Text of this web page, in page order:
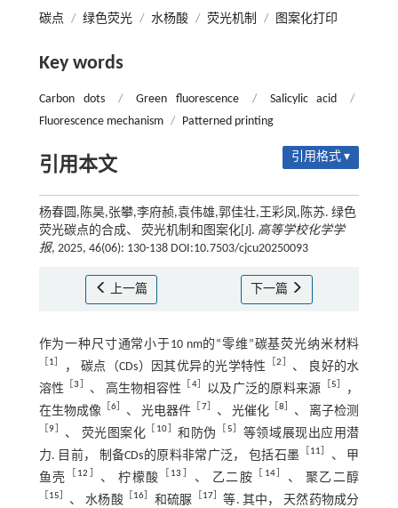
碳点 / 绿色荧光 / 水杨酸 / 荧光机制 / 图案化打印
Key words
Carbon dots / Green fluorescence / Salicylic acid
/
Fluorescence mechanism / Patterned printing
引用本文 引用格式 ▾
杨春圆,陈昊,张攀,李府赪,袁伟雄,郭佳壮,王彩凤,陈苏. 绿色
荧光碳点的合成、 荧光机制和图案化[J]. 高等学校化学学
报, 2025, 46(06): 130-138 DOI:10.7503/cjcu20250093
上一篇 下一篇
作为一种尺寸通常小于10 nm的“零维”碳基荧光纳米材料
［1］ ， 碳点（CDs）因其优异的光学特性 ［2］ 、 良好的水
溶性
［3］ 、 高生物相容性 ［4］ 以及广泛的原料来源 ［5］
，
在生物成像 ［6］ 、 光电器件 ［ 7］ 、 光催化 ［8］ 、 离子检测
［9］ 、 荧光图案化 ［ 10］和防伪 ［5］ 等领域展现出应用潜
力. 目前， 制备CDs的原料非常广泛， 包括石墨 ［11］
、 甲
鱼壳
［ 12 ］ 、 柠檬酸 ［ 13 ］ 、 乙二胺 ［ 14］ 、 聚乙二醇
［15］ 、 水杨酸［16］ 和硫脲 ［17］等. 其中， 天然药物成分